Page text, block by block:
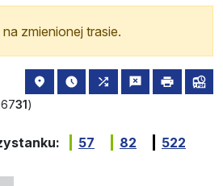
zmienionej trasie.
31)
lokalizacja przystanku na mapie
najbliższe odjazdy z tego
wszystkie linie
zgłośdrukuj
57 82 522